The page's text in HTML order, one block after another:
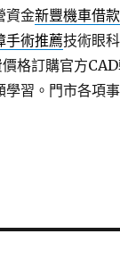
資金新豐機車借款
手術推薦技術眼
格訂購官方
習。門市各項